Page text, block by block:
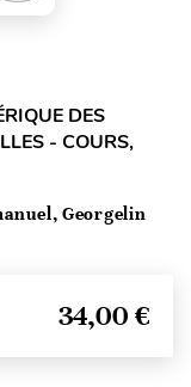
DES
- COURS,
Georgelin
34,00 €